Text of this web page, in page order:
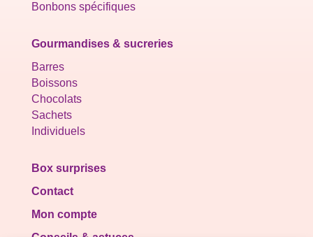
Bonbons spécifiques
Gourmandises & sucreries
Barres
Boissons
Chocolats
Sachets
Individuels
Box surprises
Contact
Mon compte